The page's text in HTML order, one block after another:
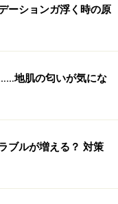
過ぎに！
いからシャワーで
つきます。
プリン状態になっ
ーションガ浮く時の原
地肌の匂いが気にな
ブルが増える？ 対策